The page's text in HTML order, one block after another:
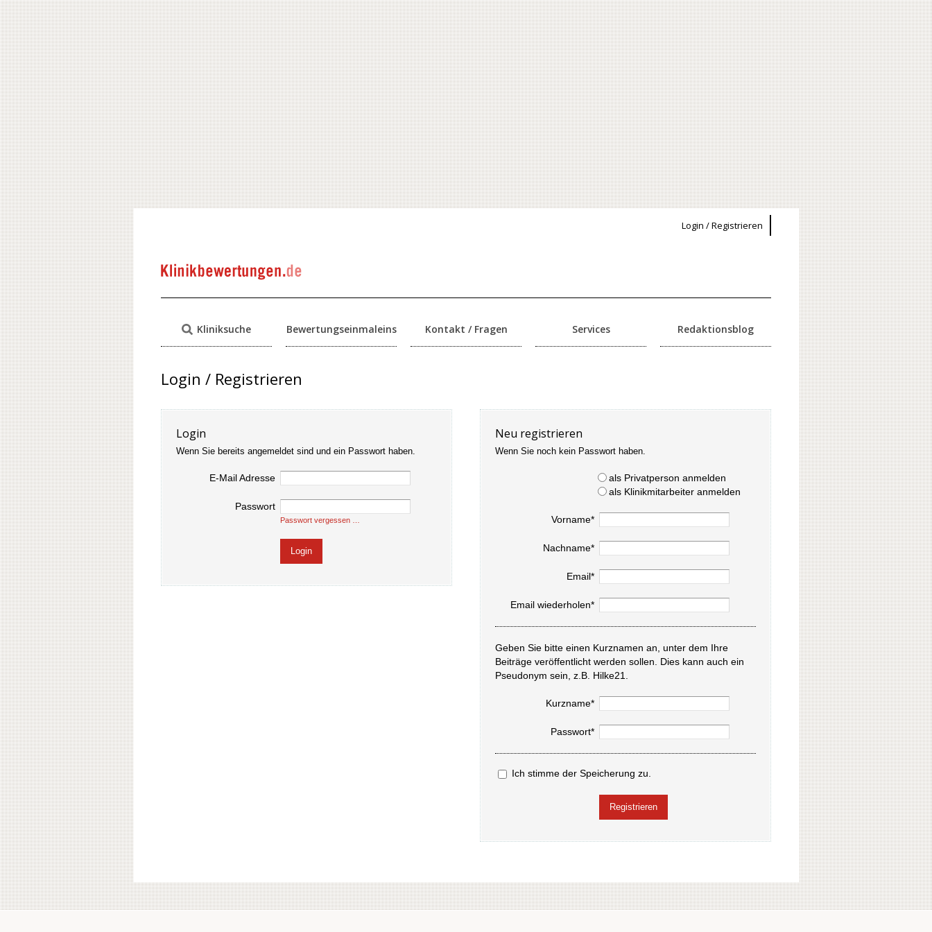
Login / Registrieren
Kliniksuche Bewertungseinmaleins Kontakt / Fragen Services Redaktionsblog
Login / Registrieren
Login
Wenn Sie bereits angemeldet sind und ein Passwort haben.
E-Mail Adresse
Passwort
Passwort vergessen …
Neu registrieren
Wenn Sie noch kein Passwort haben.
als Privatperson anmelden
als Klinikmitarbeiter anmelden
Vorname*
Nachname*
Email*
Email wiederholen*
Geben Sie bitte einen Kurznamen an, unter dem Ihre
Beiträge veröffentlicht werden sollen. Dies kann auch ein
Pseudonym sein, z.B. Hilke21.
Kurzname*
Passwort*
Ich stimme der Speicherung zu.